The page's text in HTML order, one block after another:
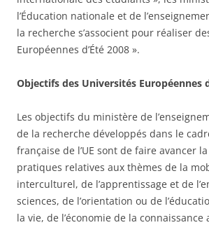
l’Éducation nationale et de
la recherche s’associent pour réaliser
Européennes d’Été 2008 ».
Objectifs des Universités Européennes
Les objectifs du ministère de
de la recherche développés dans le
française de l’UE sont de faire avancer
pratiques relatives aux thèmes de la
interculturel, de l’apprentissage et de
sciences, de l’orientation ou de
la vie, de l’économie de la connaissance